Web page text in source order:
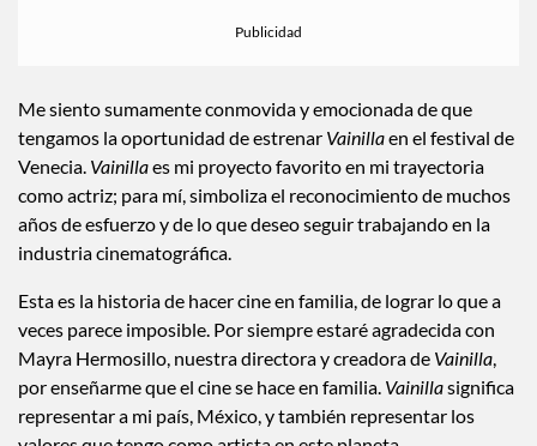
en el Festival de Venecia? ¿Qué
Me siento sumamente conmovida y emocionada de que
tengamos la oportunidad de estrenarVainillaen el festival de
Venecia.Vainillaes mi proyecto favorito en mi trayectoria
como actriz; para mí, simboliza el reconocimiento de muchos
años de esfuerzo y de lo que deseo seguir trabajando en la
industria cinematográfica.
Esta es la historia de hacer cine en familia, de lograr lo que a
veces parece imposible. Por siempre estaré agradecida con